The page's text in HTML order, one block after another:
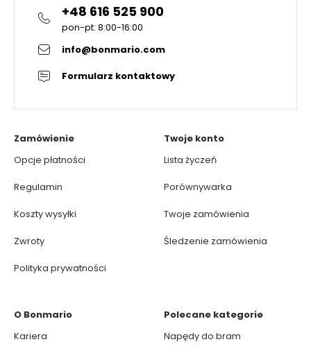
+48 616 525 900
pon-pt: 8:00-16:00
info@bonmario.com
Formularz kontaktowy
Zamówienie
Opcje płatności
Regulamin
Koszty wysyłki
Zwroty
Polityka prywatności
Twoje konto
Lista życzeń
Porównywarka
Twoje zamówienia
Śledzenie zamówienia
O Bonmario
Kariera
Polecane kategorie
Napędy do bram